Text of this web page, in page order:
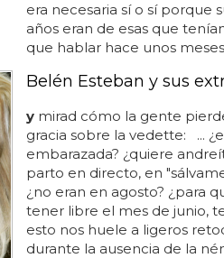
era necesaria sí o sí porque
años eran de esas que
que hablar hace unos
Belén Esteban y sus
ymirad cómo la gente
gracia sobre la vedette: ...
embarazada? ¿quiere
parto en directo, en
¿no eran en agosto? ¿para
tener libre el mes de junio,
esto nos huele a ligeros
durante la ausencia de la